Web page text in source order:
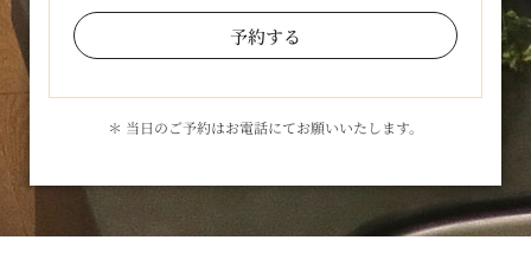
予約する
＊ 当日のご予約はお電話にてお願いいたします。